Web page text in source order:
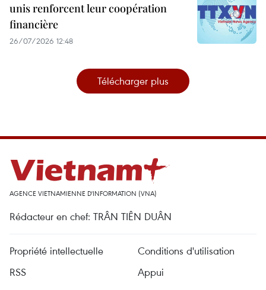
unis renforcent leur coopération
financière
26/07/2026 12:48
Télécharger plus
AGENCE VIETNAMIENNE D'INFORMATION (VNA)
Rédacteur en chef: TRÂN TIÊN DUÂN
Propriété intellectuelle
Conditions d'utilisation
RSS
Appui